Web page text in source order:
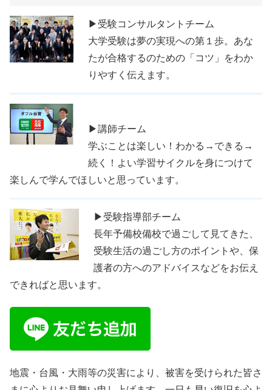
▶受験コンサルタントチーム
大学受験は夢の実現への第１歩。あな
たが合格するのための「コツ」をわか
りやすく伝えます。
▶講師チーム
学ぶことは楽しい！わかる→できる→
続く！よい学習サイクルを身につけて
楽しんで学んでほしいと思っています。
▶受験指導部チーム
長年予備校備校で過ごして見てきた、
受験生活の過ごし方のポイントや、保
護者の方へのアドバイスなどをお伝え
できればと思います。
地震・台風・大雨等の災害により、被害を受けられた皆さ